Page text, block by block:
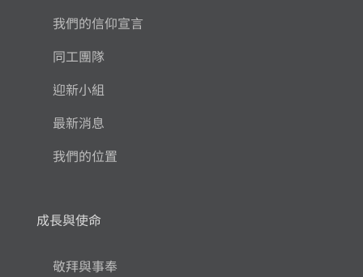
我們的信仰宣言
同工團隊
迎新小組
最新消息
我們的位置
成長與使命
敬拜與事奉